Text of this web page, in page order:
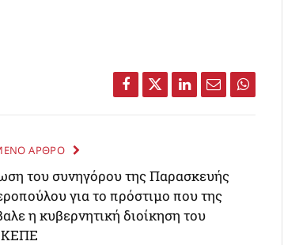
Facebook
TwitterLinkedIn
Email
ΑΡΘΡΟ
του συνηγόρου της Παρασκευής
για το πρόστιμο που της
η κυβερνητική διοίκηση του